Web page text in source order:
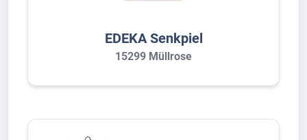
EDEKA Senkpiel
15299 Müllrose